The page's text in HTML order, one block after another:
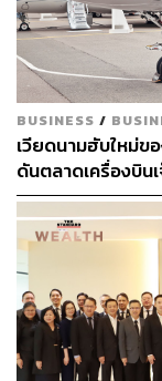
BUSINESS /
เวียดนามฮับใหม่ข
ดันตลาดเครื่องบิน